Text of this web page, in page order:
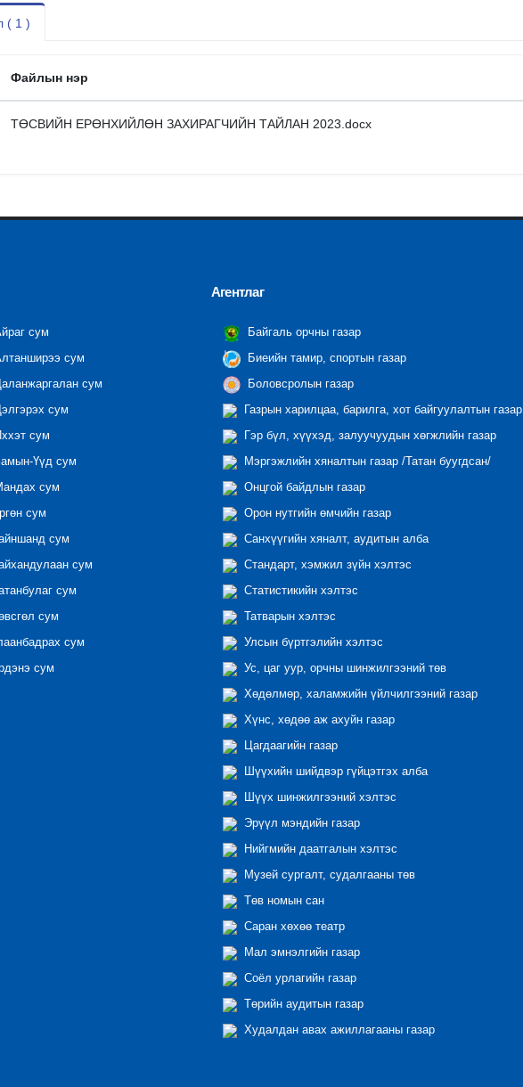
( 1 )
Файлын нэр
ТӨСВИЙН ЕРӨНХИЙЛӨН ЗАХИРАГЧИЙН ТАЙЛАН 2023.docx
сум
сум
сум
сум
сум
Үүд сум
сум
сум
сум
сум
сум
сум
сум
сум
Агентлаг
Байгаль орчны газар
Биеийн тамир, спортын газар
Боловсролын газар
Газрын харилцаа, барилга, хот байгуулалтын газар
Гэр бүл, хүүхэд, залуучуудын хөгжлийн газар
Мэргэжлийн хяналтын газар /Татан буугдсан/
Онцгой байдлын газар
Орон нутгийн өмчийн газар
Санхүүгийн хяналт, аудитын алба
Стандарт, хэмжил зүйн хэлтэс
Статистикийн хэлтэс
Татварын хэлтэс
Улсын бүртгэлийн хэлтэс
Ус, цаг уур, орчны шинжилгээний төв
Хөдөлмөр, халамжийн үйлчилгээний газар
Хүнс, хөдөө аж ахуйн газар
Цагдаагийн газар
Шүүхийн шийдвэр гүйцэтгэх алба
Шүүх шинжилгээний хэлтэс
Эрүүл мэндийн газар
Нийгмийн даатгалын хэлтэс
Музей сургалт, судалгааны төв
Төв номын сан
Саран хөхөө театр
Мал эмнэлгийн газар
Соёл урлагийн газар
Төрийн аудитын газар
Худалдан авах ажиллагааны газар